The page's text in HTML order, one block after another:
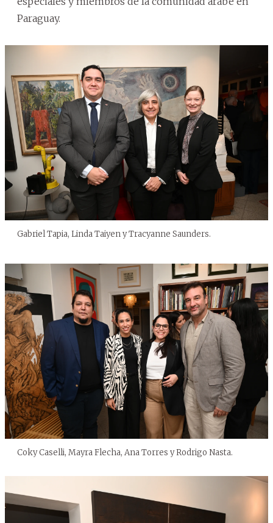
Paraguay.
Gabriel Tapia, Linda Taiyen y Tracyanne Saunders.
Coky Caselli, Mayra Flecha, Ana Torres y Rodrigo Nasta.